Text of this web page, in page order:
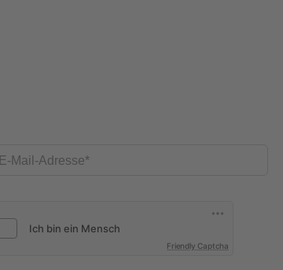
E-Mail-Adresse
Friendly Captcha